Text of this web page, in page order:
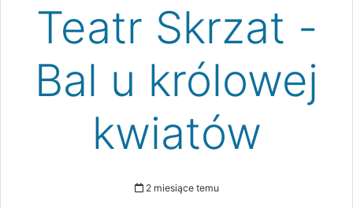
Teatr Skrzat -
Bal u królowej
kwiatów
2 miesiące temu